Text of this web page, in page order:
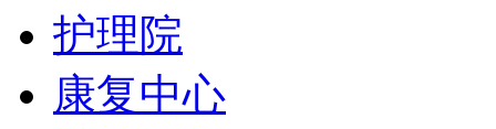
护理院
康复中心